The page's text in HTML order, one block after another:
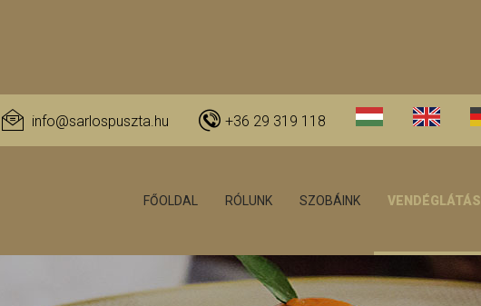
info@sarlospuszta.hu +36 29 319 118
FŐOLDAL RÓLUNK SZOBÁINK VENDÉGLÁTÁS